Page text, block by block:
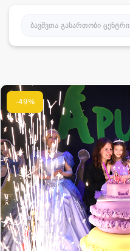
ბავშვთა გასართობი ცენტრი
-49%